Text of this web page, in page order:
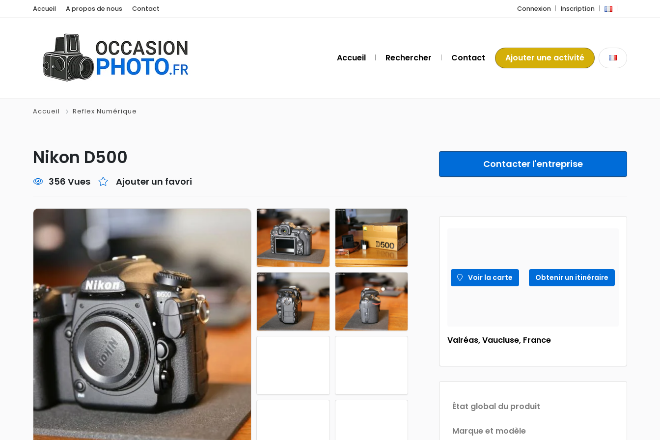
Accueil A propos de nous Contact Connexion Inscription
Accueil Rechercher Contact Ajouter une activité
Accueil Reflex Numérique
Nikon D500
356 Vues Ajouter un favori
Contacter l'entreprise
Voir la carte Obtenir un itinéraire
Valréas, Vaucluse, France
État global du produit
Marque et modèle